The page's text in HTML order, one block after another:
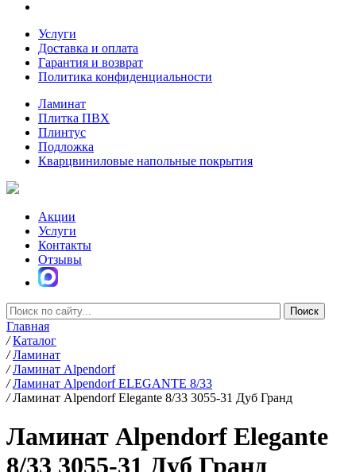
Услуги
Доставка и оплата
Гарантия и возврат
Политика конфиденциальности
Ламинат
Плитка ПВХ
Плинтус
Подложка
Кварцвиниловые напольные покрытия
Акции
Услуги
Контакты
Отзывы
Главная
/ Каталог
/ Ламинат
/ Ламинат Alpendorf
/ Ламинат Alpendorf ELEGANTE 8/33
/ Ламинат Alpendorf Elegante 8/33 3055-31 Дуб Гранд
Ламинат Alpendorf Elegante
8/33 3055-31 Дуб Гранд